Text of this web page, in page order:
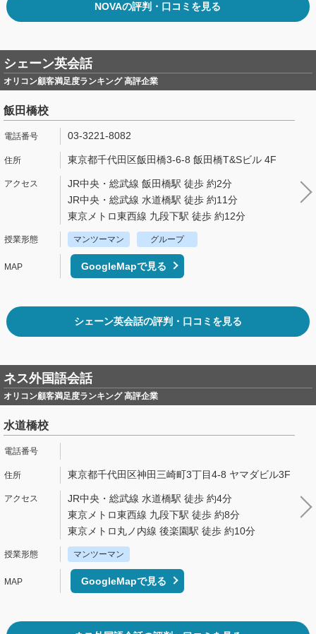
NOVAの評判・口コミを見る
シェーン英会話
オリコン顧客満足度ランキング 高評企業
飯田橋校
03-3221-8082
東京都千代田区飯田橋3-6-8 飯田橋T&Sビル 4F
JR中央・総武線 飯田橋駅 徒歩 約2分
JR中央・総武線 水道橋駅 徒歩 約11分
東京メトロ東西線 九段下駅 徒歩 約12分
マンツーマン グループ
GoogleMapで見る
シェーン英会話の評判・口コミを見る
ネス外国語会話
オリコン顧客満足度ランキング 高評企業
水道橋校
東京都千代田区神田三崎町3丁目4-8 ヤマダビル3F
JR中央・総武線 水道橋駅 徒歩 約4分
東京メトロ東西線 九段下駅 徒歩 約8分
東京メトロ丸ノ内線 後楽園駅 徒歩 約10分
マンツーマン
GoogleMapで見る